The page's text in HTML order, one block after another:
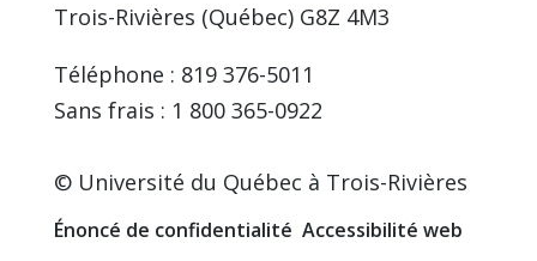
Trois-Rivières (Québec) G8Z 4M3
Téléphone : 819 376-5011
Sans frais : 1 800 365-0922
© Université du Québec à Trois-Rivières
Énoncé de confidentialité Accessibilité web